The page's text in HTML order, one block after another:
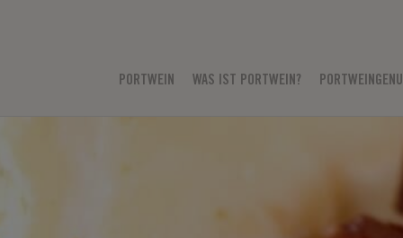
PORTWEIN WAS IST PORTWEIN?